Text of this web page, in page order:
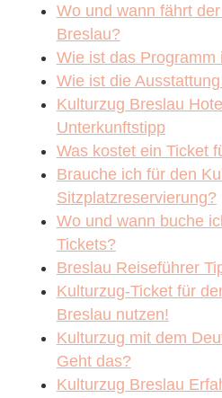
Wo und wann fährt
Breslau?
Wie ist das Programm
Wie ist die
Kulturzug Breslau
Unterkunftstipp
Was kostet ein Ticket
Brauche ich für den
Sitzplatzreservierung?
Wo und wann buche
Tickets?
Breslau Reiseführer
Kulturzug-Ticket für
Breslau nutzen!
Kulturzug mit dem
Geht das?
Kulturzug Breslau